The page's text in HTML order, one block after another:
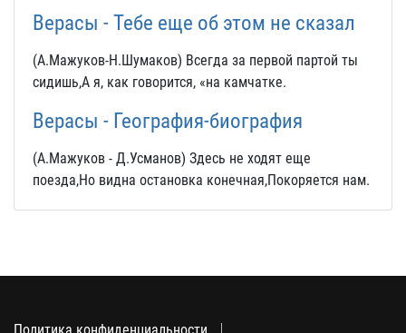
Верасы - Тебе еще об этом не сказал
(А.Мажуков-Н.Шумаков) Всегда за первой партой ты
сидишь,А я, как говорится, «на камчатке.
Верасы - География-биография
(А.Мажуков - Д.Усманов) Здесь не ходят еще
поезда,Но видна остановка конечная,Покоряется нам.